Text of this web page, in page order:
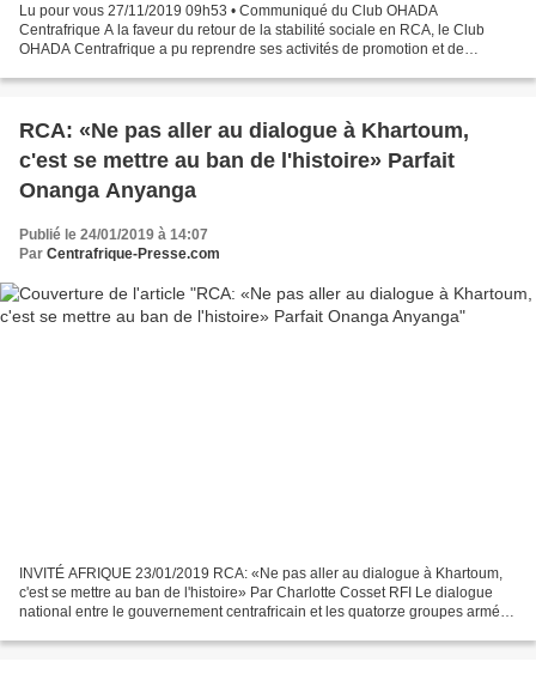
Lu pour vous 27/11/2019 09h53 • Communiqué du Club OHADA
Centrafrique A la faveur du retour de la stabilité sociale en RCA, le Club
OHADA Centrafrique a pu reprendre ses activités de promotion et de
RCA: «Ne pas aller au dialogue à Khartoum,
c'est se mettre au ban de l'histoire» Parfait
Onanga Anyanga
Publié le 24/01/2019 à 14:07
Par Centrafrique-Presse.com
INVITÉ AFRIQUE 23/01/2019 RCA: «Ne pas aller au dialogue à Khartoum,
c'est se mettre au ban de l'histoire» Par Charlotte Cosset RFI Le dialogue
national entre le gouvernement centrafricain et les quatorze groupes armés